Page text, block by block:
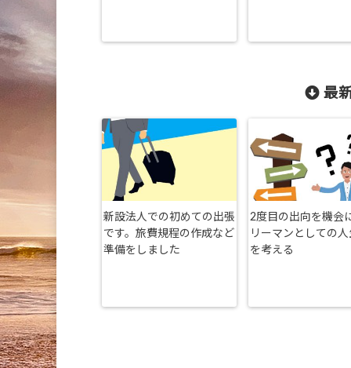
最
新設法人での初めての出張
です。旅費規程の作成など
準備をしました
2度目の出向を機会
リーマンとしての
を考える